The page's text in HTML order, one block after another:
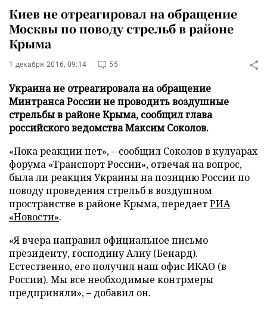
Киев не отреагировал на обращение
Москвы по поводу стрельб в районе
Крыма
1 декабря 2016, 09:14 55
Украина не отреагировала на обращение
Минтранса России не проводить воздушные
стрельбы в районе Крыма, сообщил глава
российского ведомства Максим Соколов.
«Пока реакции нет», – сообщил Соколов в кулуарах
форума «Транспорт России», отвечая на вопрос,
была ли реакция Украины на позицию России по
поводу проведения стрельб в воздушном
пространстве в районе Крыма, передаетРИА
«Новости».
«Я вчера направил официальное письмо
президенту, господину Алиу (Бенард).
Естественно, его получил наш офис ИКАО (в
России). Мы все необходимые контрмеры
предприняли», – добавил он.